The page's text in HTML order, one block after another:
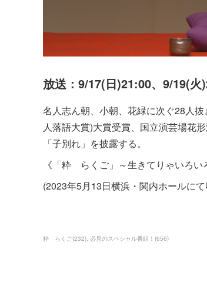
放送：9/17(日)21:00、9/19(
名人志ん朝、小朝、花緑に次ぐ28人
人落語大賞)大賞受賞、国立演芸場花
「子別れ」を披露する。
《「粋 らくご」～生きてりゃいろい
(2023年5月13日横浜・関内ホールに
粋 らくご(232) 必見のスペシャル番組！ (656)